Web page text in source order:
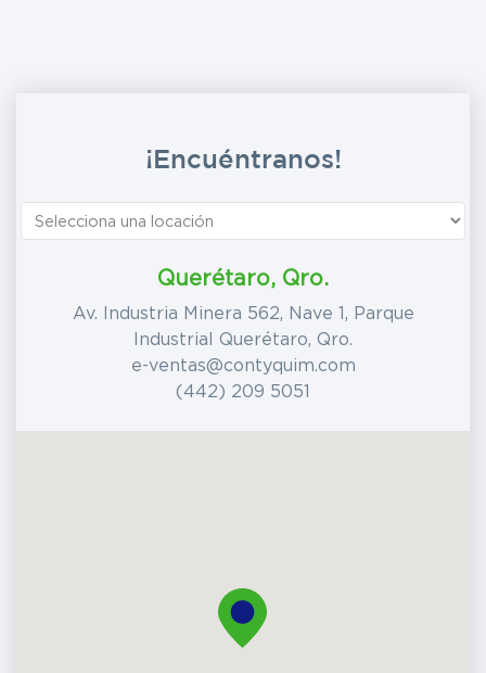
¡Encuéntranos!
Querétaro, Qro.
Av. Industria Minera 562, Nave 1, Parque
Industrial Querétaro, Qro.
e-ventas@contyquim.com
(442) 209 5051